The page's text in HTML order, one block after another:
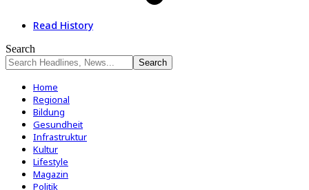
Read History
Search
Home
Regional
Bildung
Gesundheit
Infrastruktur
Kultur
Lifestyle
Magazin
Politik